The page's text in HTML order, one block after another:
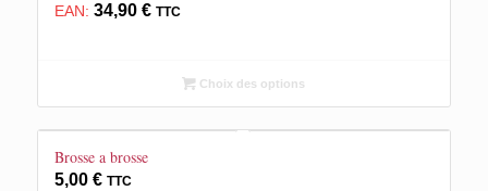
EAN: 34,90 € TTC
Choix des options
Brosse a brosse
5,00 € TTC